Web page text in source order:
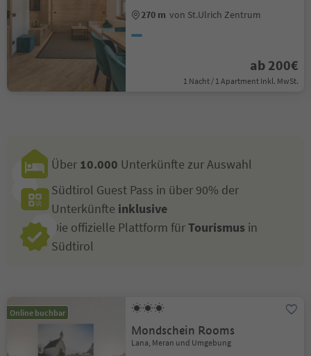
270 m von St.Ulrich Zentrum
ab 200€
1 Nacht / 1 Apartment Inkl. MwSt.
Über 10.000 Unterkünfte zur Auswahl
Südtirol Guest Pass in über 90% der
Unterkünfte inklusive
Die offizielle Plattform fürTourismus in
Südtirol
Online buchbar
Mondschein Rooms
Lana, Meran und Umgebung